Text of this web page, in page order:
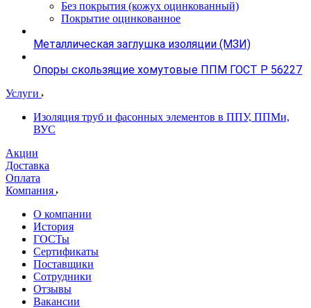
Без покрытия (кожух оцинкованный)
Покрытие оцинкованное
Металлическая заглушка изоляции (МЗИ)
Опоры скользящие хомутовые ППМ ГОСТ Р 56227
Услуги
Изоляция труб и фасонных элементов в ППУ, ППМи,
ВУС
Акции
Доставка
Оплата
Компания
О компании
История
ГОСТы
Сертификаты
Поставщики
Сотрудники
Отзывы
Вакансии